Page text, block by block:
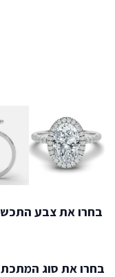
בחרו את צבע
בחרו את סוג